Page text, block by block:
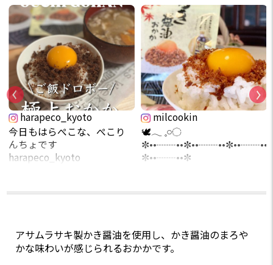
harapeco_kyoto
今日もはらぺこな、ぺこり
んちょです
harapeco_kyoto
おかかご飯/
📝products
milcookin
🕊𓂃 𓈒𓏸◌
✼••┈┈••✼••┈┈••✼••┈┈••
✼••┈┈••✼
かか。”と”かき醤油おか
ソフトタイプのふりかけで
す。
アサムラサキ製かき醤油を使用し、かき醤油のまろや
かな味わいが感じられるおかかです。